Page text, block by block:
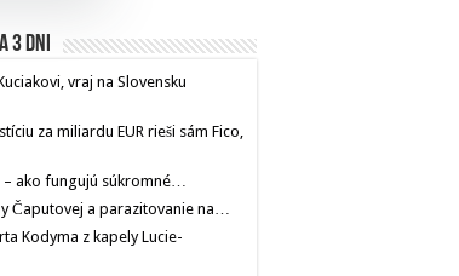
3 dni
vraj na Slovensku
za miliardu EUR rieši sám Fico,
– ako fungujú súkromné…
Čaputovej a parazitovanie na…
Kodyma z kapely Lucie-